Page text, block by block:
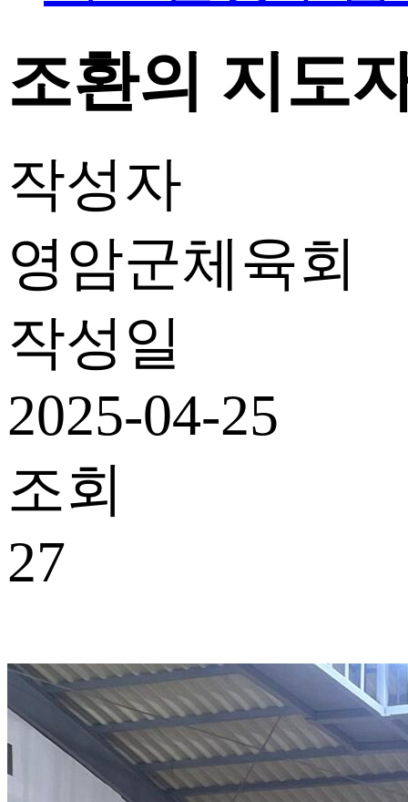
조환의 지도
작성자
영암군체육회
작성일
2025-04-25
조회
27